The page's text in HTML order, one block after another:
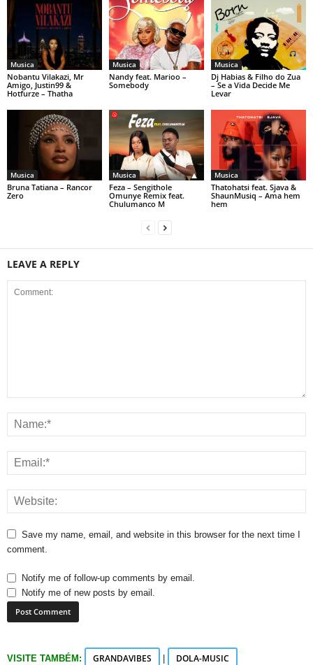
Musica
Nobantu Vilakazi, Mr
Amigo, Justin99 &
Hotfurze – Thatha
Musica
Nandy feat. Marioo –
Somebody
Musica
Dj Habias & Filho do Zua
– Se a Vida Decide Me
Levar
Musica
Bruna Tatiana – Rancor
Zero
Musica
Feza – Sengithole
Omunye Remix feat.
Chulumanco M
Musica
Thatohatsi feat. Sjava &
ShaunMusiq – Ama hem
hem
LEAVE A REPLY
Save my name, email, and website in this browser for the next time I
comment.
Notify me of follow-up comments by email.
Notify me of new posts by email.
VISITE TAMBÉM: GRANDAVIBES DOLA-MUSIC